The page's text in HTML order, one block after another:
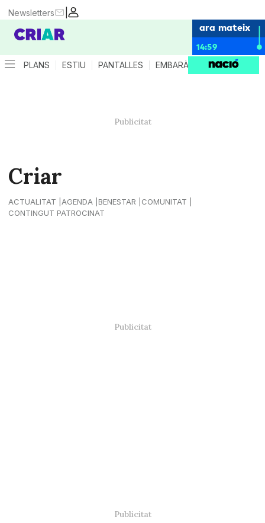
|
Newsletters
ara mateix
14:59
PLANS ESTIU PANTALLES EMBARÀS CRIANÇA
Criar
ACTUALITAT AGENDA BENESTAR
COMUNITAT
CONTINGUT PATROCINAT